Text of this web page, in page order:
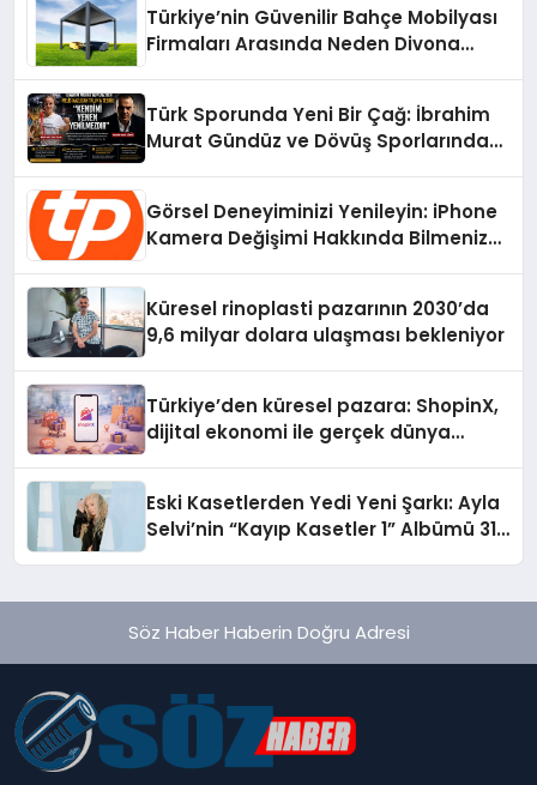
Türkiye’nin Güvenilir Bahçe Mobilyası
Firmaları Arasında Neden Divona
Türk Sporunda Yeni Bir Çağ: İbrahim
Murat Gündüz ve Dövüş Sporlarında
Görsel Deneyiminizi Yenileyin: iPhone
Kamera Değişimi Hakkında Bilmeniz
Küresel rinoplasti pazarının 2030’da
9,6 milyar dolara ulaşması bekleniyor
Türkiye’den küresel pazara: ShopinX,
dijital ekonomi ile gerçek dünya
Eski Kasetlerden Yedi Yeni Şarkı: Ayla
Selvi’nin “Kayıp Kasetler 1” Albümü 31
Söz Haber Haberin Doğru Adresi